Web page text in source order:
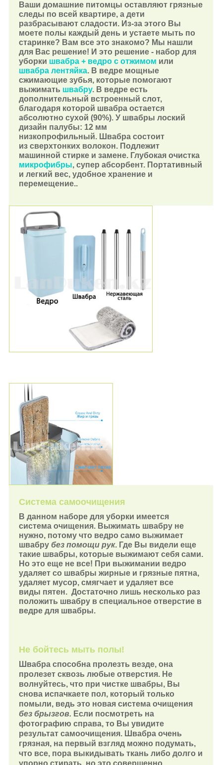
Ваши домашние питомцы оставляют грязные
следы по всей квартире, а дети
разбрасывают сладости. Из-за этого Вы
моете полы каждый день и устаете мыть по
старинке? Вам все это знакомо? Мы нашли
для Вас решение! И это решение - набор для
уборки швабра + ведро с отжимом или
швабра лентяйка. В ведре мощные
сжимающие зубья, которые помогают
выжимать швабру. В ведре есть
дополнительный встроенный слот,
благодаря которой швабра остается
абсолютно сухой (90%). У швабры лоский
дизайн палубы: 12 мм
низкопрофильный. Швабра состоит
из сверхтонких волокон. Подлежит
машинной стирке и замене. Глубокая очистка
микрофибры, супер абсорбент. Портативный
и легкий вес, удобное хранение и
перемещение..
Система самоочищения
В данном наборе для уборки имеется
система очищения. Выжимать швабру не
нужно, потому что ведро само выжимает
швабру без помощи рук. Где Вы видели еще
такие швабры, которые выжимают себя сами.
Но это еще не все! При выжимании ведро
удаляет со швабры жирные и грязные пятна,
удаляет мусор, смягчает и удаляет все
виды пятен. Достаточно лишь несколько раз
положить швабру в специальное отверстие в
ведре для швабры.
Не бойтесь мыть полы!
Швабра способна пролезть везде, она
пролезет сквозь любые отверстия. Не
волнуйтесь, что при чистке швабры, Вы
снова испачкаете пол, который только
помыли, ведь это новая система очищения
без брызгов. Если посмотреть на
фотографию справа, то Вы увидите
результат самоочищения. Швабра очень
грязная, на первый взгляд можно подумать,
что все, пора выкидывать ткань либо долго и
упорно стирать, но это совершенно